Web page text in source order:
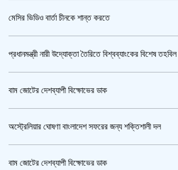
মেসির ভিডিও বার্তা চীনকে শান্ত করতে
প্রধানমন্ত্রী নারী উদ্যোক্তা তৈরিতে বিশ্বব্যাংকের বিশেষ তহবিল
বাম জোটের দেশব্যাপী বিক্ষোভের ডাক
অস্ট্রেলিয়ার ঘোষণা বাংলাদেশ সফরের জন্য শক্তিশালী দল
বাম জোটের দেশব্যাপী বিক্ষোভের ডাক